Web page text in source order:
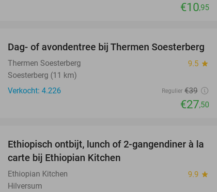
€10,95
29%
Dag- of avondentree bij Thermen Soesterberg
Thermen Soesterberg 9.5 star
Soesterberg (11 km)
Verkocht: 4.226
Regulier €39
€27,50
45%
Ethiopisch ontbijt, lunch of 2-gangendiner à la
carte bij Ethiopian Kitchen
Ethiopian Kitchen 9.9 star
Hilversum